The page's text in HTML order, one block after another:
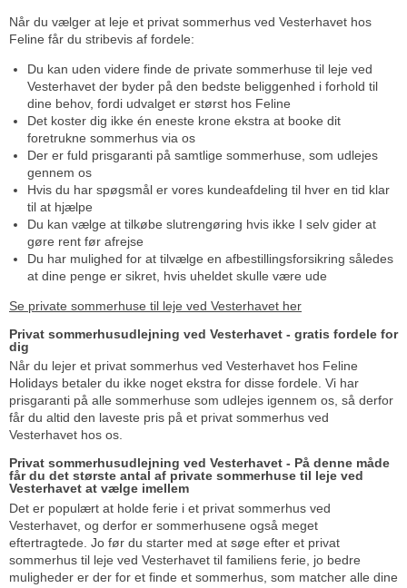
Når du vælger at leje et privat sommerhus ved Vesterhavet hos
Feline får du stribevis af fordele:
Du kan uden videre finde de private sommerhuse til leje ved
Vesterhavet der byder på den bedste beliggenhed i forhold til
dine behov, fordi udvalget er størst hos Feline
Det koster dig ikke én eneste krone ekstra at booke dit
foretrukne sommerhus via os
Der er fuld prisgaranti på samtlige sommerhuse, som udlejes
gennem os
Hvis du har spøgsmål er vores kundeafdeling til hver en tid klar
til at hjælpe
Du kan vælge at tilkøbe slutrengøring hvis ikke I selv gider at
gøre rent før afrejse
Du har mulighed for at tilvælge en afbestillingsforsikring således
at dine penge er sikret, hvis uheldet skulle være ude
Se private sommerhuse til leje ved Vesterhavet her
Privat sommerhusudlejning ved Vesterhavet - gratis fordele for
dig
Når du lejer et privat sommerhus ved Vesterhavet hos Feline
Holidays betaler du ikke noget ekstra for disse fordele. Vi har
prisgaranti på alle sommerhuse som udlejes igennem os, så derfor
får du altid den laveste pris på et privat sommerhus ved
Vesterhavet hos os.
Privat sommerhusudlejning ved Vesterhavet - På denne måde
får du det største antal af private sommerhuse til leje ved
Vesterhavet at vælge imellem
Det er populært at holde ferie i et privat sommerhus ved
Vesterhavet, og derfor er sommerhusene også meget
eftertragtede. Jo før du starter med at søge efter et privat
sommerhus til leje ved Vesterhavet til familiens ferie, jo bedre
muligheder er der for et finde et sommerhus, som matcher alle dine